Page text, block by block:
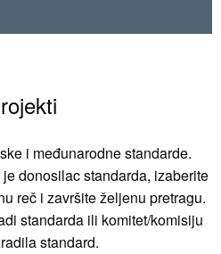
i međunarodne standarde.
donosilac standarda, izaberite
reč i završite željenu pretragu.
standarda ili komitet/komisiju
standard.